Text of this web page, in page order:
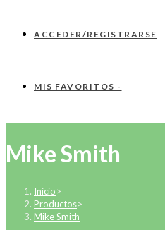
ACCEDER/REGISTRARSE
MIS FAVORITOS -
Mike Smith
Inicio>
Productos>
Mike Smith